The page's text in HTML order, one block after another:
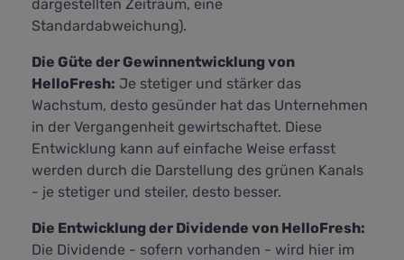
dargestellten Zeitraum, eine
Standardabweichung).
Die Güte der Gewinnentwicklung von
HelloFresh: Je stetiger und stärker das
Wachstum, desto gesünder hat das Unternehmen
in der Vergangenheit gewirtschaftet. Diese
Entwicklung kann auf einfache Weise erfasst
werden durch die Darstellung des grünen Kanals
- je stetiger und steiler, desto besser.
Die Entwicklung der Dividende von HelloFresh:
Die Dividende - sofern vorhanden - wird hier im